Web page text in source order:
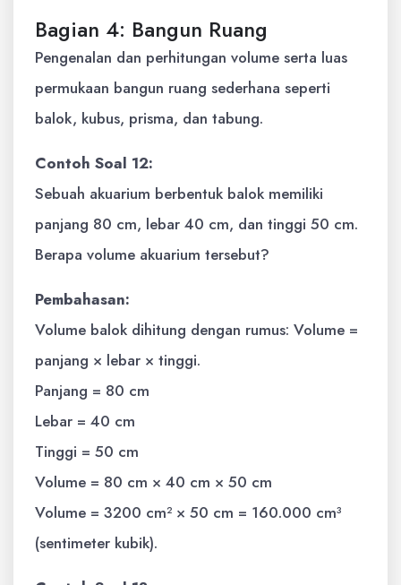
Bagian 4: Bangun Ruang
Pengenalan dan perhitungan volume serta luas
permukaan bangun ruang sederhana seperti
balok, kubus, prisma, dan tabung.
Contoh Soal 12:
Sebuah akuarium berbentuk balok memiliki
panjang 80 cm, lebar 40 cm, dan tinggi 50 cm.
Berapa volume akuarium tersebut?
Pembahasan:
Volume balok dihitung dengan rumus: Volume =
panjang × lebar × tinggi.
Panjang = 80 cm
Lebar = 40 cm
Tinggi = 50 cm
Volume = 80 cm × 40 cm × 50 cm
Volume = 3200 cm² × 50 cm = 160.000 cm³
(sentimeter kubik).